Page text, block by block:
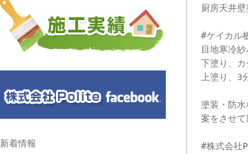
厨房天井壁
#ケイカル
目地寒冷
下塗り、
上塗り、3
塗装・防
案をさせ
#株式会
新着情報